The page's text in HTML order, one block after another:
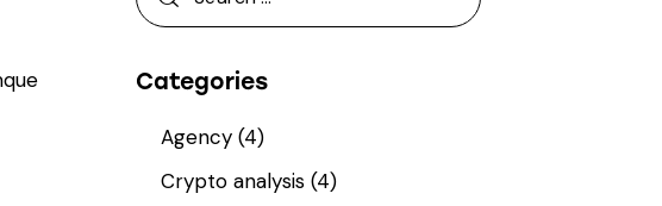
Categories
Agency(4)
Crypto analysis(4)